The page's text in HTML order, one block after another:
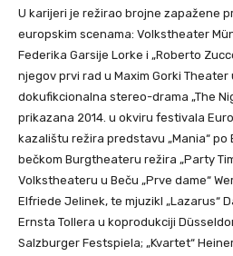
U karijeri je režirao brojne zapažene
europskim scenama: Volkstheater
Federika Garsije Lorke i „Roberto
njegov prvi rad u Maxim Gorki Theater
dokufikcionalna stereo-drama „The
prikazana 2014. u okviru festivala
kazalištu režira predstavu „Mania“ po
bečkom Burgtheateru režira „Party
Volkstheateru u Beču „Prve dame“
Elfriede Jelinek, te mjuzikl „Lazarus“
Ernsta Tollera u koprodukciji
Salzburger Festspiela; „Kvartet“